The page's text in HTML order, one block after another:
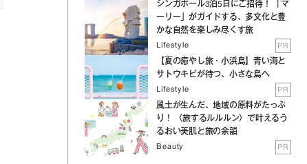
シンガポール3泊5日にご招待！ 「マ
ーリー」がガイドする、多文化と豊
かな自然を楽しみ尽くす旅
Lifestyle PR
【夏の癒やし旅・小浜島】青い海と
サトウキビが待つ、小さな島へ
Lifestyle PR
風土が生んだ、地域の原料がたっぷ
り！ 〈旅するルルルン〉で叶えるう
るおい美肌と旅の余韻
Beauty PR